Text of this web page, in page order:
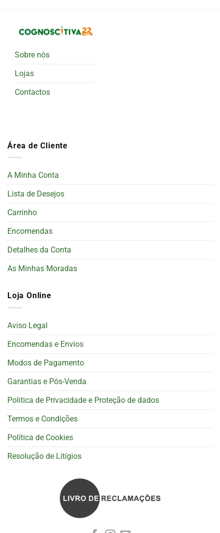
Sobre nós
Lojas
Contactos
Área de Cliente
A Minha Conta
Lista de Desejos
Carrinho
Encomendas
Detalhes da Conta
As Minhas Moradas
Loja Online
Aviso Legal
Encomendas e Envios
Modos de Pagamento
Garantias e Pós-Venda
Politica de Privacidade e Proteção de dados
Termos e Condições
Política de Cookies
Resolução de Litígios